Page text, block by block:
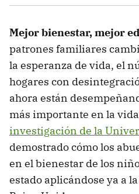
Mejor bienestar, mejor
patrones familiares
la esperanza de vida, el
hogares con
ahora están
más importante en la
investigación de la
demostrado cómo los
en el bienestar de los
estado aplicándose ya a